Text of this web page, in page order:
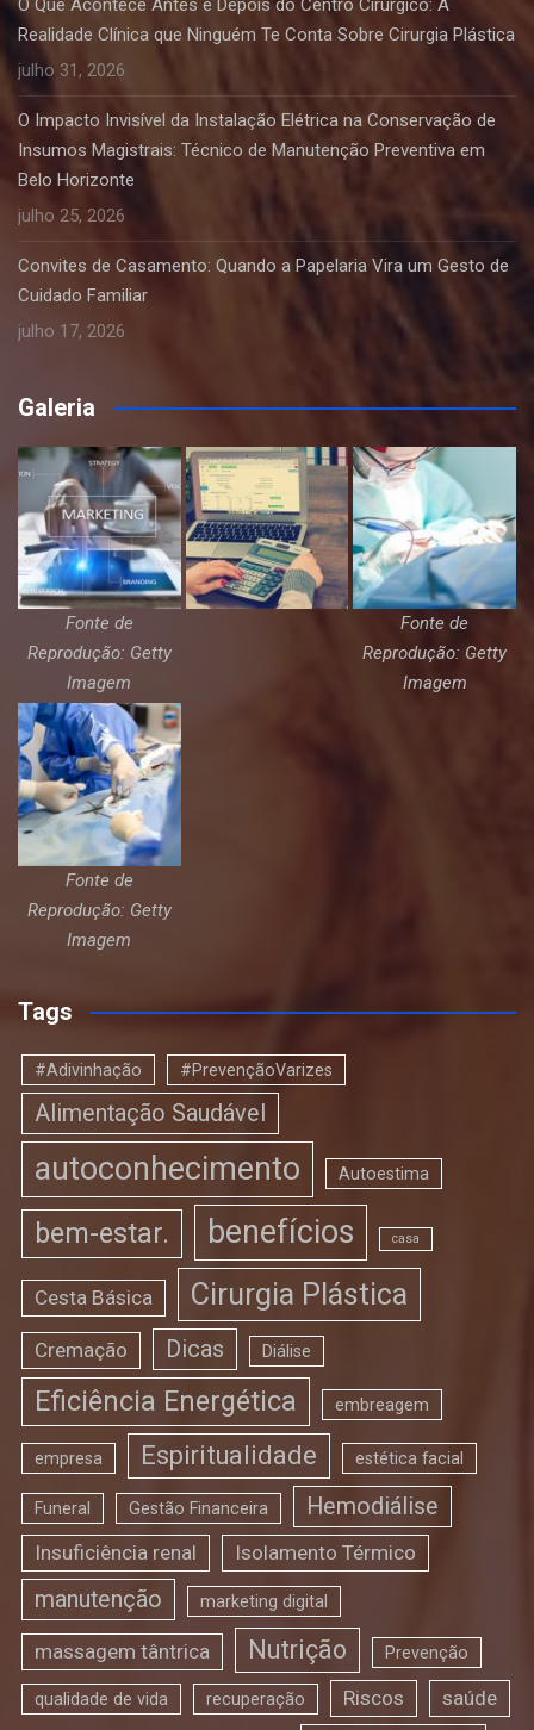
O Que Acontece Antes e Depois do Centro Cirúrgico: A
Realidade Clínica que Ninguém Te Conta Sobre Cirurgia Plástica
julho 31, 2026
O Impacto Invisível da Instalação Elétrica na Conservação de
Insumos Magistrais: Técnico de Manutenção Preventiva em
Belo Horizonte
julho 25, 2026
Convites de Casamento: Quando a Papelaria Vira um Gesto de
Cuidado Familiar
julho 17, 2026
Galeria
Fonte de
Reprodução: Getty
Imagem
Fonte de
Reprodução: Getty
Imagem
Fonte de
Reprodução: Getty
Imagem
Tags
#Adivinhação #PrevençãoVarizes
Alimentação Saudável
autoconhecimento Autoestima
bem-estar. benefícios casa
Cesta Básica Cirurgia Plástica
Cremação Dicas Diálise
Eficiência Energética embreagem
empresa Espiritualidade estética facial
Funeral Gestão Financeira Hemodiálise
Insuficiência renal Isolamento Térmico
manutenção marketing digital
massagem tântrica Nutrição Prevenção
qualidade de vida recuperação Riscos saúde